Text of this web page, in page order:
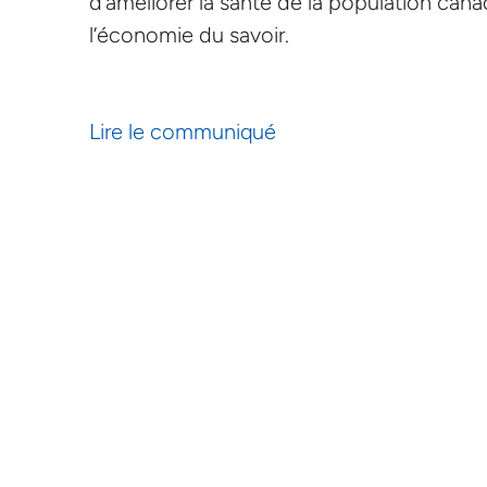
l’économie du savoir.
Lire le communiqué